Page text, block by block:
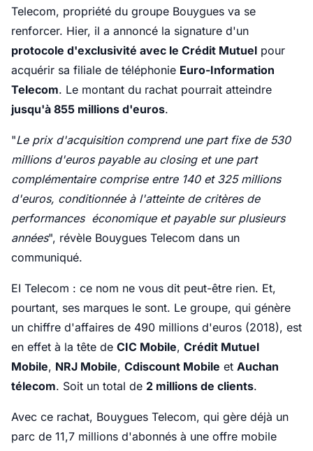
Telecom, propriété du groupe Bouygues va se
renforcer. Hier, il a annoncé la signature d'un
protocole d'exclusivité avec le Crédit Mutuel pour
acquérir sa filiale de téléphonie Euro-Information
Telecom. Le montant du rachat pourrait atteindre
jusqu'à 855 millions d'euros.
"Le prix d'acquisition comprend une part fixe de 530
millions d'euros payable au closing et une part
complémentaire comprise entre 140 et 325 millions
d'euros, conditionnée à l'atteinte de critères de
performances économique et payable sur plusieurs
années", révèle Bouygues Telecom dans un
communiqué.
EI Telecom : ce nom ne vous dit peut-être rien. Et,
pourtant, ses marques le sont. Le groupe, qui génère
un chiffre d'affaires de 490 millions d'euros (2018), est
en effet à la tête de CIC Mobile, Crédit Mutuel
Mobile, NRJ Mobile, Cdiscount Mobile et Auchan
télecom. Soit un total de 2 millions de clients.
Avec ce rachat, Bouygues Telecom, qui gère déjà un
parc de 11,7 millions d'abonnés à une offre mobile